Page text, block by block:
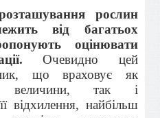
рослин
від багатьох
оцінювати
Очевидно цей
що враховує як
величини, так і
відхилення, найбільш